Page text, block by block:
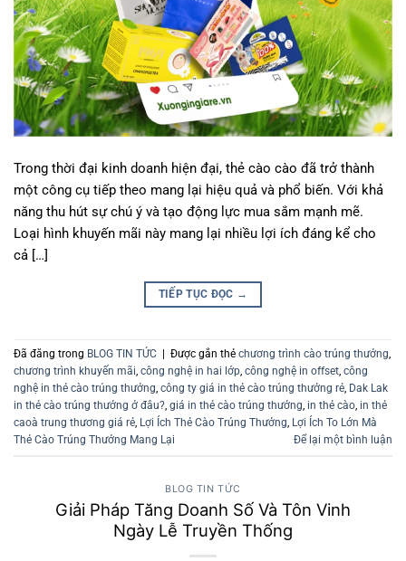
Trong thời đại kinh doanh hiện đại, thẻ cào cào đã trở thành
một công cụ tiếp theo mang lại hiệu quả và phổ biến. Với khả
năng thu hút sự chú ý và tạo động lực mua sắm mạnh mẽ.
Loại hình khuyến mãi này mang lại nhiều lợi ích đáng kể cho
cả […]
TIẾP TỤC ĐỌC →
Đã đăng trong BLOG TIN TỨC Được gắn thẻ chương trình cào trúng thưởng,
chương trình khuyến mãi, công nghệ in hai lớp, công nghệ in offset, công
nghệ in thẻ cào trúng thưởng, công ty giá in thẻ cào trúng thưởng rẻ, Dak Lak
in thẻ cào trúng thưởng ở đâu?, giá in thẻ cào trúng thưởng, in thẻ cào, in thẻ
caoà trung thương giá rẻ, Lợi Ích Thẻ Cào Trúng Thưởng, Lợi Ích To Lớn Mà
Thẻ Cào Trúng Thưởng Mang Lại
Để lại một bình luận
BLOG TIN TỨC
Giải Pháp Tăng Doanh Số Và Tôn Vinh
Ngày Lễ Truyền Thống